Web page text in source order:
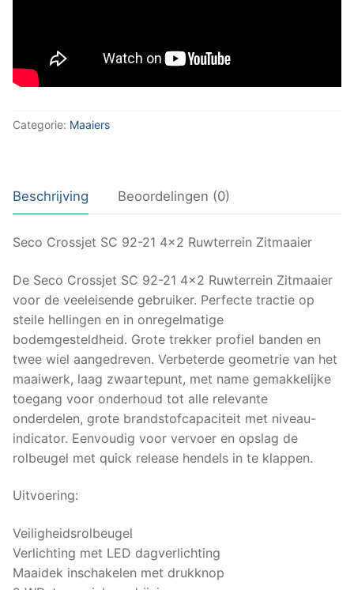
Categorie: Maaiers
Beschrijving Beoordelingen (0)
Seco Crossjet SC 92-21 4×2 Ruwterrein Zitmaaier
De Seco Crossjet SC 92-21 4×2 Ruwterrein Zitmaaier
voor de veeleisende gebruiker. Perfecte tractie op
steile hellingen en in onregelmatige
bodemgesteldheid. Grote trekker profiel banden en
twee wiel aangedreven. Verbeterde geometrie van het
maaiwerk, laag zwaartepunt, met name gemakkelijke
toegang voor onderhoud tot alle relevante
onderdelen, grote brandstofcapaciteit met niveau-
indicator. Eenvoudig voor vervoer en opslag de
rolbeugel met quick release hendels in te klappen.
Uitvoering:
Veiligheidsrolbeugel
Verlichting met LED dagverlichting
Maaidek inschakelen met drukknop